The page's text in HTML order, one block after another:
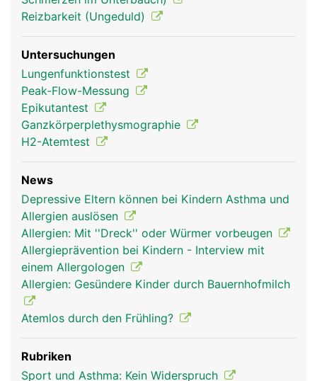
Reizbarkeit (Ungeduld)
Untersuchungen
Lungenfunktionstest
Peak-Flow-Messung
Epikutantest
Ganzkörperplethysmographie
H2-Atemtest
News
Depressive Eltern können bei Kindern Asthma und
Allergien auslösen
Allergien: Mit ''Dreck'' oder Würmer vorbeugen
Allergieprävention bei Kindern - Interview mit
einem Allergologen
Allergien: Gesündere Kinder durch Bauernhofmilch
Atemlos durch den Frühling?
Rubriken
Sport und Asthma: Kein Widerspruch